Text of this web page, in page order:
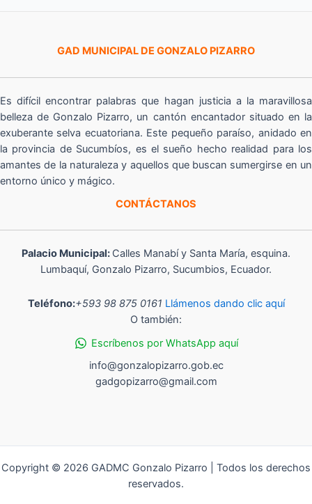
GAD MUNICIPAL DE GONZALO PIZARRO
Es difícil encontrar palabras que hagan justicia a la maravillosa
belleza de Gonzalo Pizarro, un cantón encantador situado en la
exuberante selva ecuatoriana. Este pequeño paraíso, anidado en
la provincia de Sucumbíos, es el sueño hecho realidad para los
amantes de la naturaleza y aquellos que buscan sumergirse en un
entorno único y mágico.
CONTÁCTANOS
Palacio Municipal: Calles Manabí y Santa María, esquina.
Lumbaquí, Gonzalo Pizarro, Sucumbios, Ecuador.
Teléfono:+593 98 875 0161 Llámenos dando clic aquí
O también:
Escríbenos por WhatsApp aquí
info@gonzalopizarro.gob.ec
gadgopizarro@gmail.com
Copyright © 2026 GADMC Gonzalo Pizarro | Todos los derechos
reservados.